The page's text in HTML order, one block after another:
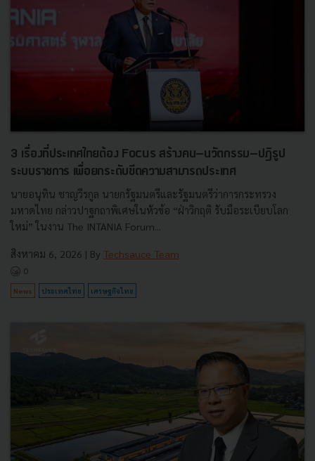
3 เรื่องที่ประเทศไทยต้อง Focus สร้างคน–นวัตกรรม–ปฏิรูป
ระบบราชการ เพื่อยกระดับขีดความสามารถประเทศ
นายอนุทิน ชาญวีรกูล นายกรัฐมนตรีและรัฐมนตรีว่าการกระทรวง
มหาดไทย กล่าวปาฐกถาพิเศษในหัวข้อ “ฝ่าวิกฤติ รับมือระเบียบโลก
ใหม่” ในงาน The INTANIA Forum...
สิงหาคม 6, 2026 | By Techsauce Team
0
News ประเทศไทย เศรษฐกิจไทย